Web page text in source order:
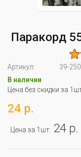
Паракорд
Артикул:
39-
В наличии
Цена без скидки за
24 р.
Цена за 1шт: 24 р.